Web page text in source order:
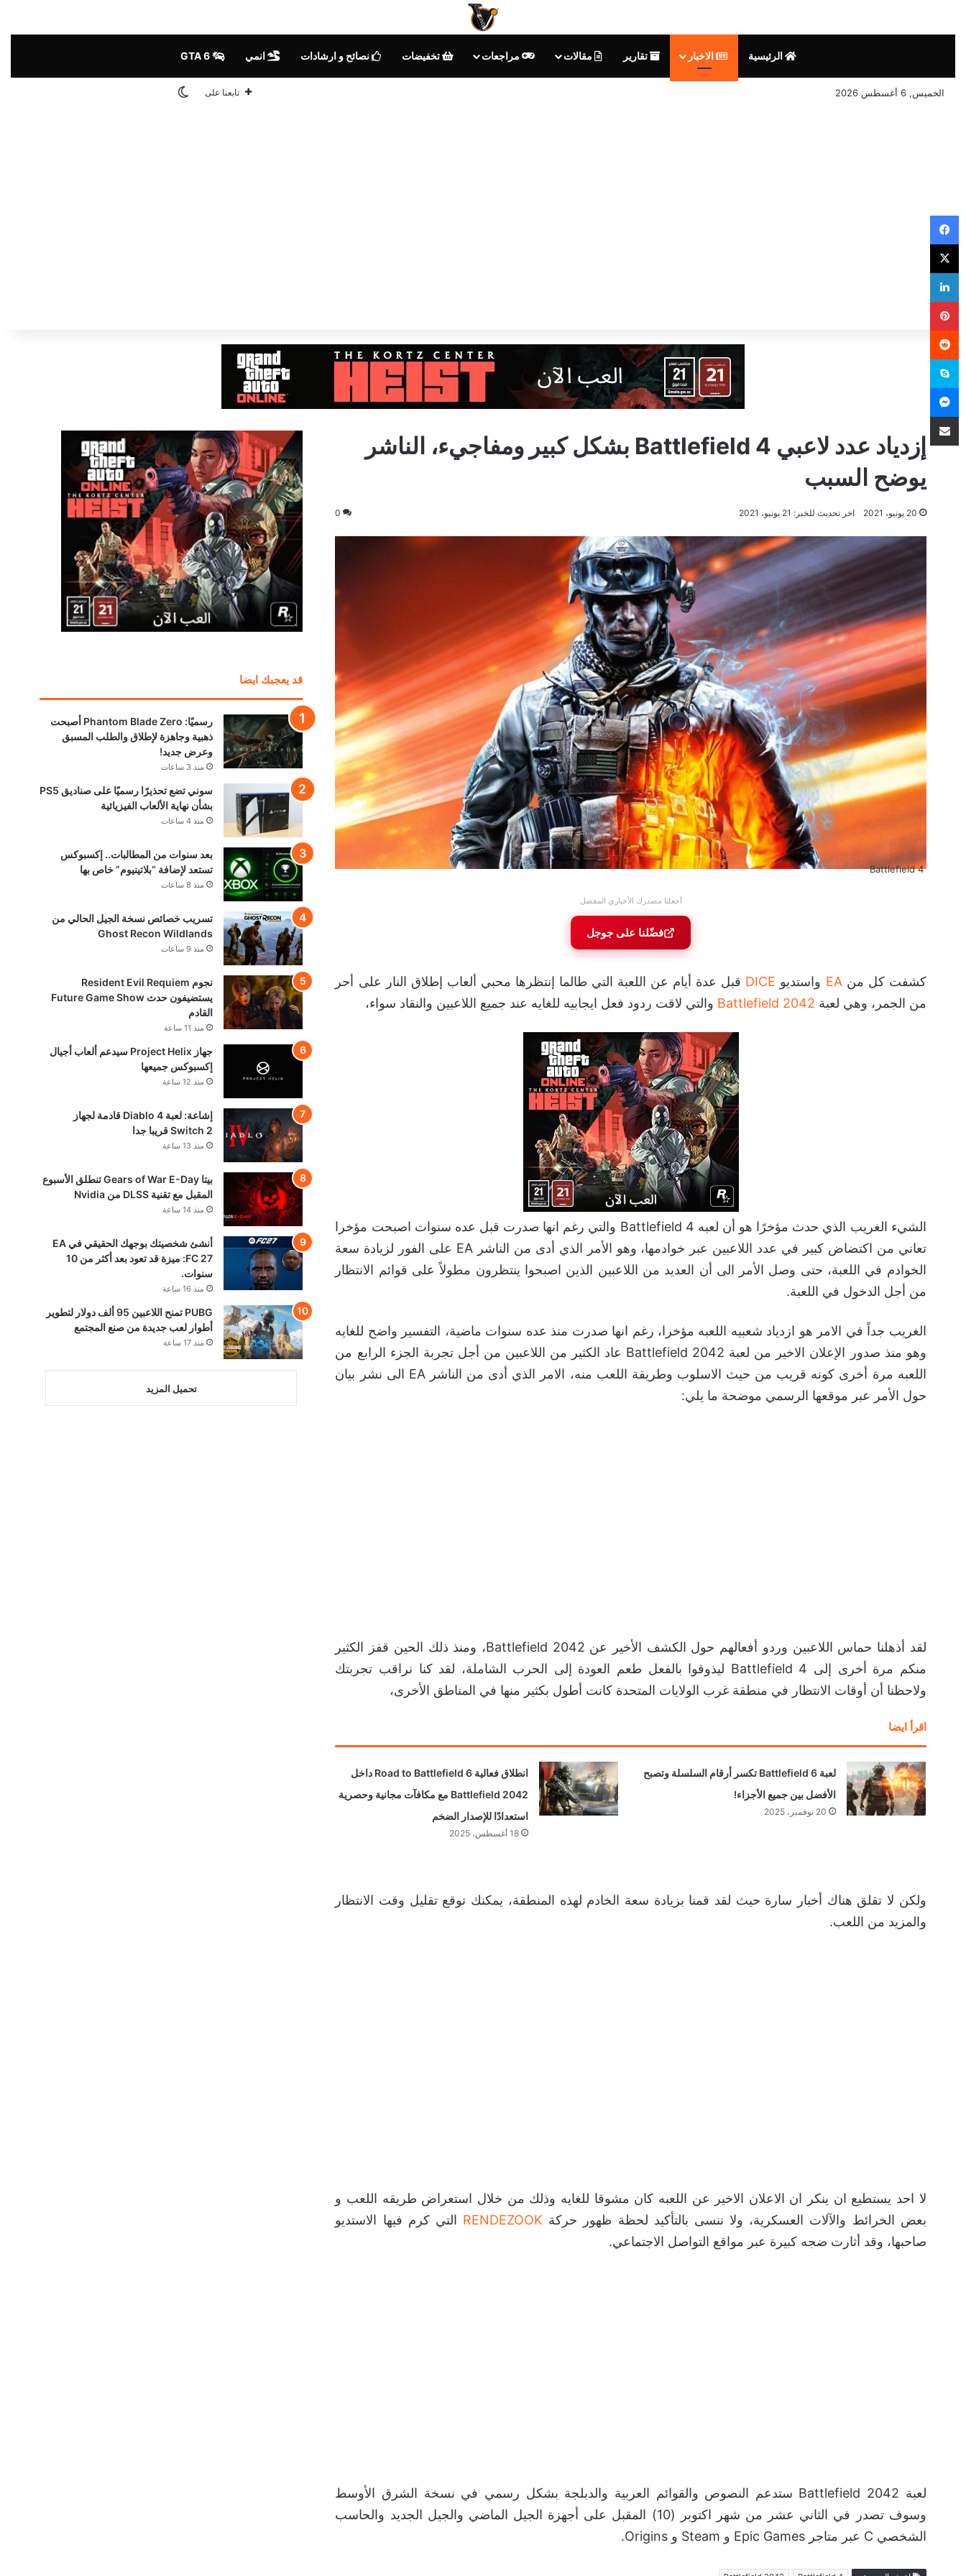
الرئيسية الاخبار تقارير مقالات مراجعات تخفيضات نصائح و ارشادات انمي
الخميس, 6 أغسطس 2026 تابعنا على الوضع المظلم
إزدياد عدد لاعبي 4 Battlefield بشكل كبير ومفاجيء، الناشر
يوضح السبب
20 يونيو، 2021 اخر تحديث للخبر: 21 يونيو، 2021 0
4 Battlefield
أجعلنا مصدرك الأخباري المفضل
فضّلنا على جوجل
كشفت كل منEA واستديو DICE قبل عدة أيام عن اللعبة التي طالما إنتظرها محبي ألعاب إطلاق النار على أحر
من الجمر، وهي لعبة Battlefield 2042 والتي لاقت ردود فعل ايجابيه للغايه عند جميع اللاعبين والنقاد سواء،
الشيء الغريب الذي حدث مؤخرًا هو أن لعبه 4 Battlefield والتي رغم انها صدرت قبل عده سنوات اصبحت مؤخرا
تعاني من اكتضاض كبير في عدد اللاعبين عبر خوادمها، وهو الأمر الذي أدى من الناشر EA على الفور لزيادة سعة
الخوادم في اللعبة، حتى وصل الأمر الى أن العديد من اللاعبين الذين اصبحوا ينتظرون مطولاً على قوائم الانتظار
من أجل الدخول في اللعبة.
الغريب جداً في الامر هو ازدياد شعبيه اللعبه مؤخرا، رغم انها صدرت منذ عده سنوات ماضية، التفسير واضح للغايه
وهو منذ صدور الإعلان الاخير من لعبة Battlefield 2042 عاد الكثير من اللاعبين من أجل تجربة الجزء الرابع من
اللعبه مرة أخرى كونه قريب من حيث الاسلوب وطريقة اللعب منه، الامر الذي أدى من الناشر EA الى نشر بيان
حول الأمر عبر موقعها الرسمي موضحة ما يلي:
لقد أذهلنا حماس اللاعبين وردو أفعالهم حول الكشف الأخير عن Battlefield 2042، ومنذ ذلك الحين قفز الكثير
منكم مرة أخرى إلى Battlefield 4 ليذوقوا بالفعل طعم العودة إلى الحرب الشاملة، لقد كنا نراقب تجربتك
ولاحظنا أن أوقات الانتظار في منطقة غرب الولايات المتحدة كانت أطول بكثير منها في المناطق الأخرى،
اقرأ ايضا
لعبة Battlefield 6 تكسر أرقام السلسلة وتصبح
الأفضل بين جميع الأجزاء!
20 نوفمبر، 2025
انطلاق فعالية Road to Battlefield 6 داخل
Battlefield 2042 مع مكافآت مجانية وحصرية
استعدادًا للإصدار الضخم
18 أغسطس، 2025
ولكن لا تقلق هناك أخبار سارة حيث لقد قمنا بزيادة سعة الخادم لهذه المنطقة، يمكنك توقع تقليل وقت الانتظار
والمزيد من اللعب.
لا احد يستطيع ان ينكر ان الاعلان الاخير عن اللعبه كان مشوقا للغايه وذلك من خلال استعراض طريقه اللعب و
بعض الخرائط والآلات العسكرية، ولا ننسى بالتأكيد لحظة ظهور حركة RENDEZOOK التي كرم فيها الاستديو
صاحبها، وقد أثارت ضجه كبيرة عبر مواقع التواصل الاجتماعي.
لعبة Battlefield 2042 ستدعم النصوص والقوائم العربية والدبلجة بشكل رسمي في نسخة الشرق الأوسط
وسوف تصدر في الثاني عشر من شهر اكتوبر (10) المقبل على أجهزة الجيل الماضي والجيل الجديد والحاسب
الشخصي C عبر متاجر Epic Games و Steam و Origins.
قد يعجبك ايضا
رسميًا: Phantom Blade Zero أصبحت
ذهبية وجاهزة لإطلاق والطلب المسبق
وعرض جديد!
منذ 3 ساعات
سوني تضع تحذيرًا رسميًا على صناديق PS5
بشأن نهاية الألعاب الفيزيائية
منذ 4 ساعات
بعد سنوات من المطالبات.. إكسبوكس
تستعد لإضافة “بلاتينيوم” خاص بها
منذ 8 ساعات
تسريب خصائص نسخة الجيل الحالي من
Ghost Recon Wildlands
منذ 9 ساعات
نجوم Resident Evil Requiem
يستضيفون حدث Future Game Show
القادم
منذ 11 ساعة
جهاز Project Helix سيدعم ألعاب أجيال
إكسبوكس جميعها
منذ 12 ساعة
إشاعة: لعبة Diablo 4 قادمة لجهاز
Switch 2 قريبا جدا
منذ 13 ساعة
بيتا Gears of War E-Day تنطلق الأسبوع
المقبل مع تقنية DLSS من Nvidia
منذ 14 ساعة
أنشئ شخصيتك بوجهك الحقيقي في EA
FC 27: ميزة قد تعود بعد أكثر من 10
سنوات.
منذ 16 ساعة
PUBG تمنح اللاعبين 95 ألف دولار لتطوير
أطوار لعب جديدة من صنع المجتمع
منذ 17 ساعة
تحميل المزيد
فيسبوك
‫X
لينكدإن
بينتيريست
سكايب
ماسنجر
مشاركة عبر البريد